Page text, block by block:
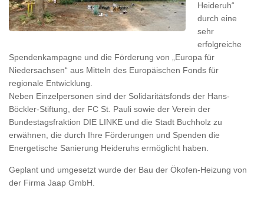
Heideruh“
durch eine
sehr
erfolgreiche
Spendenkampagne und die Förderung von „Europa für
Niedersachsen“ aus Mitteln des Europäischen Fonds für
regionale Entwicklung.
Neben Einzelpersonen sind der Solidaritätsfonds der Hans-
Böckler-Stiftung, der FC St. Pauli sowie der Verein der
Bundestagsfraktion DIE LINKE und die Stadt Buchholz zu
erwähnen, die durch Ihre Förderungen und Spenden die
Energetische Sanierung Heideruhs ermöglicht haben.
Geplant und umgesetzt wurde der Bau der Ökofen-Heizung von
der Firma Jaap GmbH.